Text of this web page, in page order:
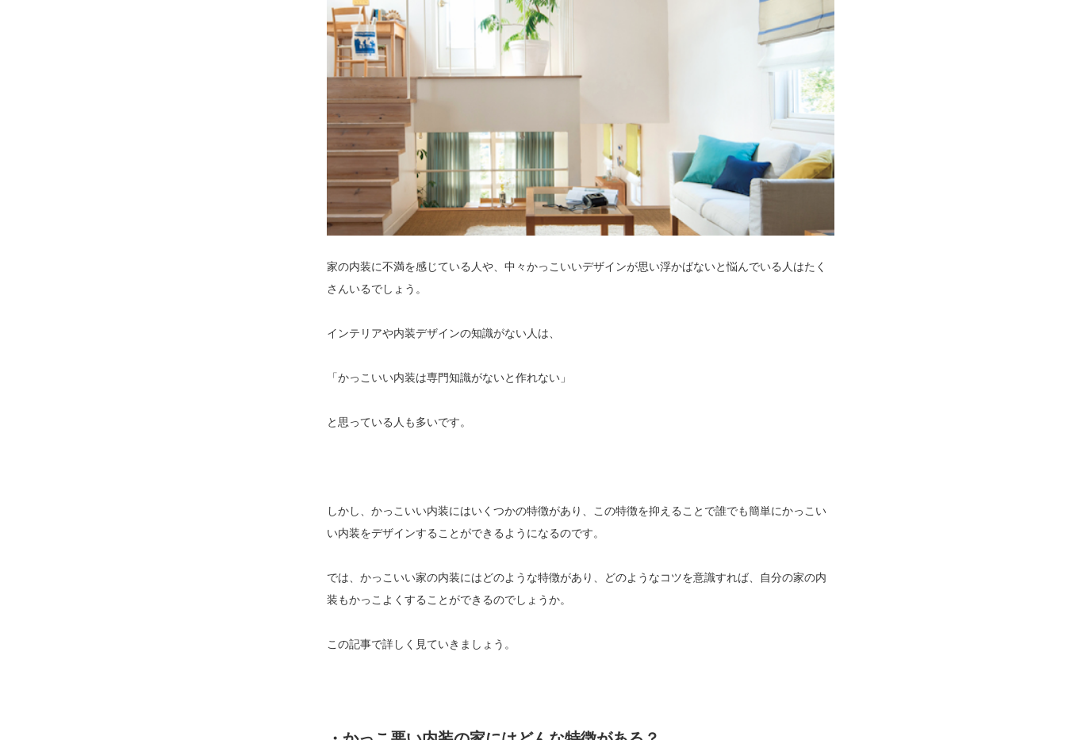
家の内装に不満を感じている人や、中々かっこいいデザインが思い浮かばないと悩んでいる人はたく
さんいるでしょう。
インテリアや内装デザインの知識がない人は、
「かっこいい内装は専門知識がないと作れない」
と思っている人も多いです。
しかし、かっこいい内装にはいくつかの特徴があり、この特徴を抑えることで誰でも簡単にかっこい
い内装をデザインすることができるようになるのです。
では、かっこいい家の内装にはどのような特徴があり、どのようなコツを意識すれば、自分の家の内
装もかっこよくすることができるのでしょうか。
この記事で詳しく見ていきましょう。